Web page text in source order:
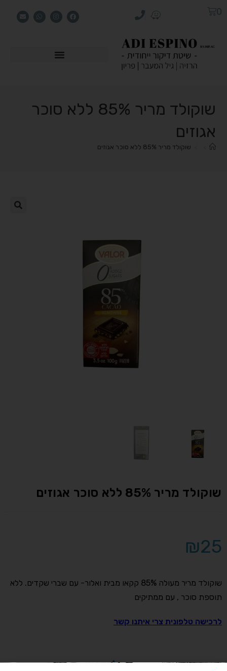
0
שוקולד מריר 85% ללא סוכר
אגוזים
שוקולד מריר 85% ללא סוכר אגוזים
שוקולד מריר 85% ללא סוכר אגוזים
₪25
שוקולד מריר מעולה 85% קקאו מבית ואלור- עם שברי שקדים. ללא
תוספת סוכר , עם ממתיקים
לרכישה טלפונית צרי איתנו קשר